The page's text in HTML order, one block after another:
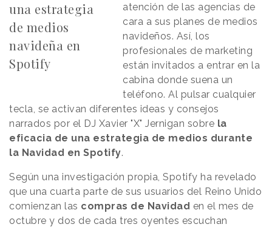
una estrategia
de medios
navideña en
Spotify
atención de las agencias de
cara a sus planes de medios
navideños. Así, los
profesionales de marketing
están invitados a entrar en la
cabina donde suena un
teléfono. Al pulsar cualquier
tecla, se activan diferentes ideas y consejos
narrados por el DJ Xavier "X" Jernigan sobre la
eficacia de una estrategia de medios durante
la Navidad en Spotify.
Según una investigación propia, Spotify ha revelado
que una cuarta parte de sus usuarios del Reino Unido
comienzan las compras de Navidad en el mes de
octubre y dos de cada tres oyentes escuchan